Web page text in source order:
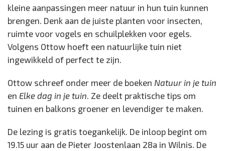
kleine aanpassingen meer natuur in hun tuin kunnen
brengen. Denk aan de juiste planten voor insecten,
ruimte voor vogels en schuilplekken voor egels.
Volgens Ottow hoeft een natuurlijke tuin niet
ingewikkeld of perfect te zijn.
Ottow schreef onder meer de boeken Natuur in je tuin
en Elke dag in je tuin. Ze deelt praktische tips om
tuinen en balkons groener en levendiger te maken.
De lezing is gratis toegankelijk. De inloop begint om
19.15 uur aan de Pieter Joostenlaan 28a in Wilnis. De